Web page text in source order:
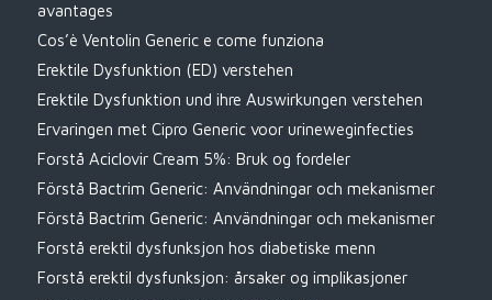
avantages
Cos’è Ventolin Generic e come funziona
Erektile Dysfunktion (ED) verstehen
Erektile Dysfunktion und ihre Auswirkungen verstehen
Ervaringen met Cipro Generic voor urineweginfecties
Forstå Aciclovir Cream 5%: Bruk og fordeler
Förstå Bactrim Generic: Användningar och mekanismer
Förstå Bactrim Generic: Användningar och mekanismer
Forstå erektil dysfunksjon hos diabetiske menn
Forstå erektil dysfunksjon: årsaker og implikasjoner